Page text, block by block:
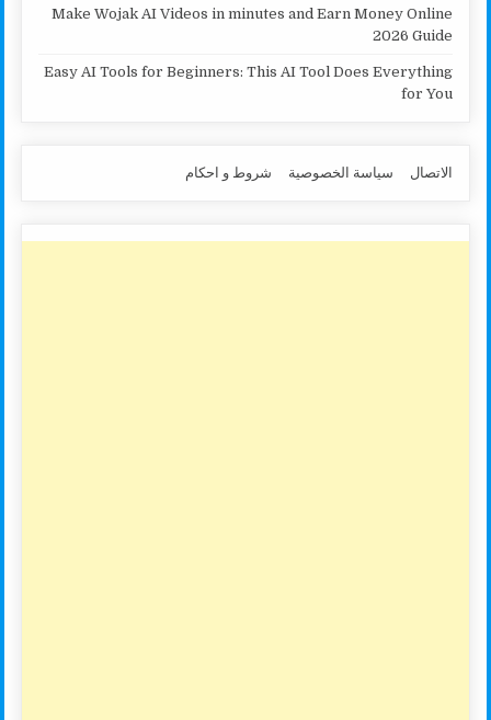
Make Wojak AI Videos in minutes and Earn Money Online
2026 Guide
Easy AI Tools for Beginners: This AI Tool Does Everything
for You
الاتصال سياسة الخصوصية شروط و احكام